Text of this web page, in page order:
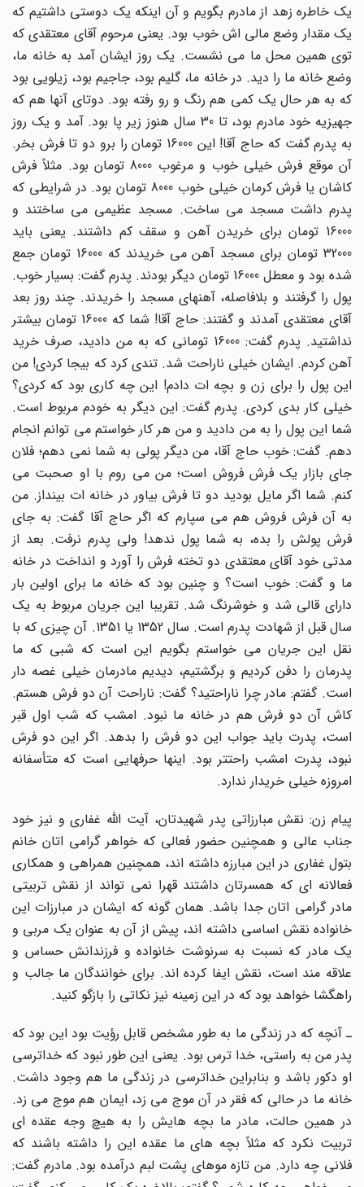
یک خاطره زهد از مادرم بگویم و آن اینکه یک دوستی داشتیم که
یک مقدار وضع مالی اش خوب بود. یعنی مرحوم آقای معتقدی که
توی همین محل ما می نشست. یک روز ایشان آمد به خانه ما،
وضع خانه ما را دید. در خانه ما، گلیم بود، جاجیم بود، زیلویی بود
که به هر حال یک کمی هم رنگ و رو رفته بود. دوتای آنها هم که
جهیزیه خود مادرم بود، تا 30 سال هنوز زیر پا بود. آمد و یک روز
به پدرم گفت که حاج آقا! این 16000 تومان را برو دو تا فرش بخر.
آن موقع فرش خیلی خوب و مرغوب 8000 تومان بود. مثلاً فرش
کاشان یا فرش کرمان خیلی خوب 8000 تومان بود. در شرایطی که
پدرم داشت مسجد می ساخت. مسجد عظیمی می ساختند و
16000 تومان برای خریدن آهن و سقف کم داشتند. یعنی باید
32000 تومان برای مسجد آهن می خریدند که 16000 تومان جمع
شده بود و معطل 16000 تومان دیگر بودند. پدرم گفت: بسیار خوب.
پول را گرفتند و بلافاصله، آهنهای مسجد را خریدند. چند روز بعد
آقای معتقدی آمدند و گفتند: حاج آقا! شما که 16000 تومان بیشتر
نداشتید. پدرم گفت: 16000 تومانی که به من دادید، صرف خرید
آهن کردم. ایشان خیلی ناراحت شد. تندی کرد که بیجا کردی! من
این پول را برای زن و بچه ات دادم! این چه کاری بود که کردی؟
خیلی کار بدی کردی. پدرم گفت: این دیگر به خودم مربوط است.
شما این پول را به من دادید و من هر کار خواستم می توانم انجام
دهم. گفت: خوب حاج آقا، من دیگر پولی به شما نمی دهم؛ فلان
جای بازار یک فرش فروش است؛ من می روم با او صحبت می
کنم. شما اگر مایل بودید دو تا فرش بیاور در خانه ات بینداز. من
به آن فرش فروش هم می سپارم که اگر حاج آقا گفت: به جای
فرش پولش را بده، به شما پول ندهد! ولی پدرم نرفت. بعد از
مدتی خود آقای معتقدی دو تخته فرش را آورد و انداخت در خانه
ما و گفت: خوب است؟ و چنین بود که خانه ما برای اولین بار
دارای قالی شد و خوشرنگ شد. تقریبا این جریان مربوط به یک
سال قبل از شهادت پدرم است. سال 1352 یا 1351. آن چیزی که با
نقل این جریان می خواستم بگویم این است که شبی که ما
پدرمان را دفن کردیم و برگشتیم، دیدیم مادرمان خیلی غصه دار
است. گفتم: مادر چرا ناراحتید؟ گفت: ناراحت آن دو فرش هستم.
کاش آن دو فرش هم در خانه ما نبود. امشب که شب اول قبر
است، پدرت باید جواب این دو فرش را بدهد. اگر این دو فرش
نبود، پدرت امشب راحتتر بود. اینها حرفهایی است که متأسفانه
امروزه خیلی خریدار ندارد.
پیام زن: نقش مبارزاتی پدر شهیدتان، آیت اللّه غفاری و نیز خود
جناب عالی و همچنین حضور فعالی که خواهر گرامی اتان خانم
بتول غفاری در این مبارزه داشته اند، همچنین همراهی و همکاری
فعالانه ای که همسرتان داشتند قهرا نمی تواند از نقش تربیتی
مادر گرامی اتان جدا باشد. همان گونه که ایشان در مبارزات این
خانواده نقش اساسی داشته اند، پیش از آن به عنوان یک مربی و
یک مادر که نسبت به سرنوشت خانواده و فرزندانش حساس و
علاقه مند است، نقش ایفا کرده اند. برای خوانندگان ما جالب و
راهگشا خواهد بود که در این زمینه نیز نکاتی را بازگو کنید.
ـ آنچه که در زندگی ما به طور مشخص قابل رؤیت بود این بود که
پدر من به راستی، خدا ترس بود. یعنی این طور نبود که خداترسی
او دکور باشد و بنابراین خداترسی در زندگی ما هم وجود داشت.
خانه ما در حالی که فقر در آن موج می زد، ایمان هم موج می زد.
در همین حالت، مادر ما بچه هایش را به هیچ وجه عقده ای
تربیت نکرد که مثلاً بچه های ما عقده این را داشته باشند که
فلانی چه دارد. من تازه موهای پشت لبم درآمده بود. مادرم گفت: